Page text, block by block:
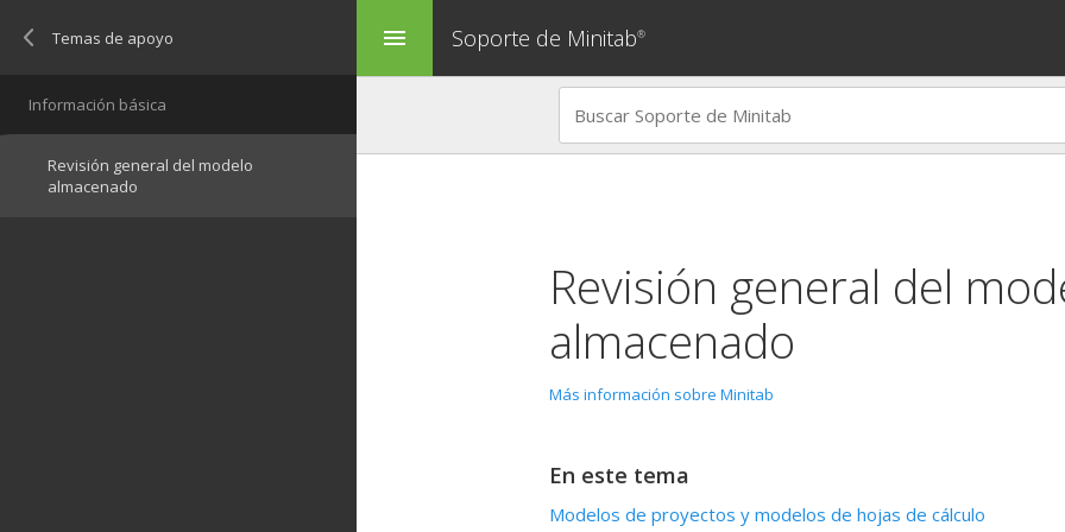
menu Soporte de Minitab®
Revisión general del
almacenado
Más información sobre Minitab
En este tema
Modelos de proyectos y modelos de hojas de cálculo